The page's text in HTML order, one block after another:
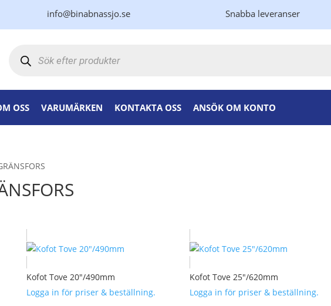
info@binabnassjo.se Snabba leveranser
OSS VARUMÄRKEN KONTAKTA OSS ANSÖK OM KONTO
Kofot Tove 20″/490mm
Logga in för priser & beställning.
Kofot Tove 25″/620mm
Logga in för priser & beställning.